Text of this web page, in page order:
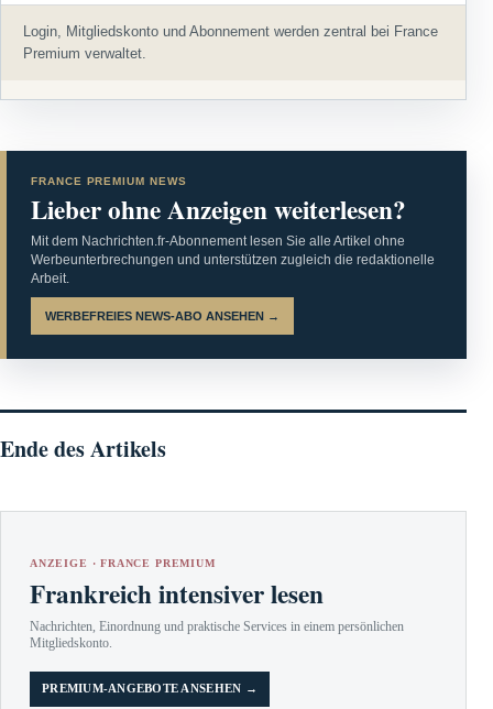
Login, Mitgliedskonto und Abonnement werden zentral bei France
Premium verwaltet.
FRANCE PREMIUM NEWS
Lieber ohne Anzeigen weiterlesen?
Mit dem Nachrichten.fr-Abonnement lesen Sie alle Artikel ohne
Werbeunterbrechungen und unterstützen zugleich die redaktionelle
Arbeit.
WERBEFREIES NEWS-ABO ANSEHEN →
Ende des Artikels
ANZEIGE · FRANCE PREMIUM
Frankreich intensiver lesen
Nachrichten, Einordnung und praktische Services in einem persönlichen
Mitgliedskonto.
PREMIUM-ANGEBOTE ANSEHEN →